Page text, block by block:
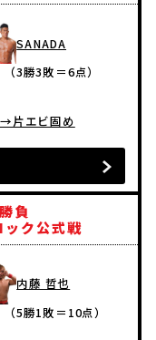
SANADA
（3勝3敗＝6点）
片エビ固め
負
ック公式戦
内藤 哲也
（5勝1敗＝10点）